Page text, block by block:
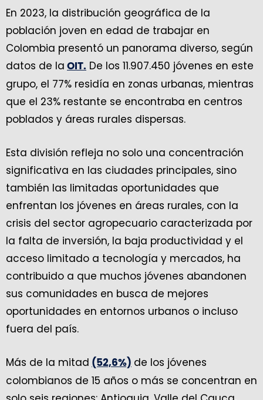
En 2023, la distribución geográfica de la
población joven en edad de trabajar en
Colombia presentó un panorama diverso, según
datos de la OIT. De los 11.907.450 jóvenes en este
grupo, el 77% residía en zonas urbanas, mientras
que el 23% restante se encontraba en centros
poblados y áreas rurales dispersas.
Esta división refleja no solo una concentración
significativa en las ciudades principales, sino
también las limitadas oportunidades que
enfrentan los jóvenes en áreas rurales, con la
crisis del sector agropecuario caracterizada por
la falta de inversión, la baja productividad y el
acceso limitado a tecnología y mercados, ha
contribuido a que muchos jóvenes abandonen
sus comunidades en busca de mejores
oportunidades en entornos urbanos o incluso
fuera del país.
Más de la mitad (52,6%) de los jóvenes
colombianos de 15 años o más se concentran en